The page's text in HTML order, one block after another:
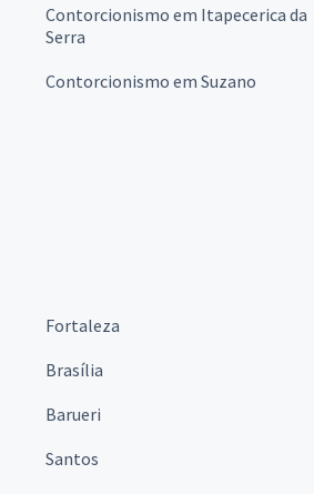
Contorcionismo em Itapecerica da
Serra
Contorcionismo em Suzano
Fortaleza
Brasília
Barueri
Santos